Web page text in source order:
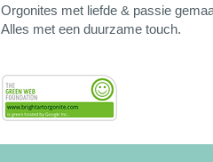
Orgonites met liefde & passie
Alles met een duurzame touch.